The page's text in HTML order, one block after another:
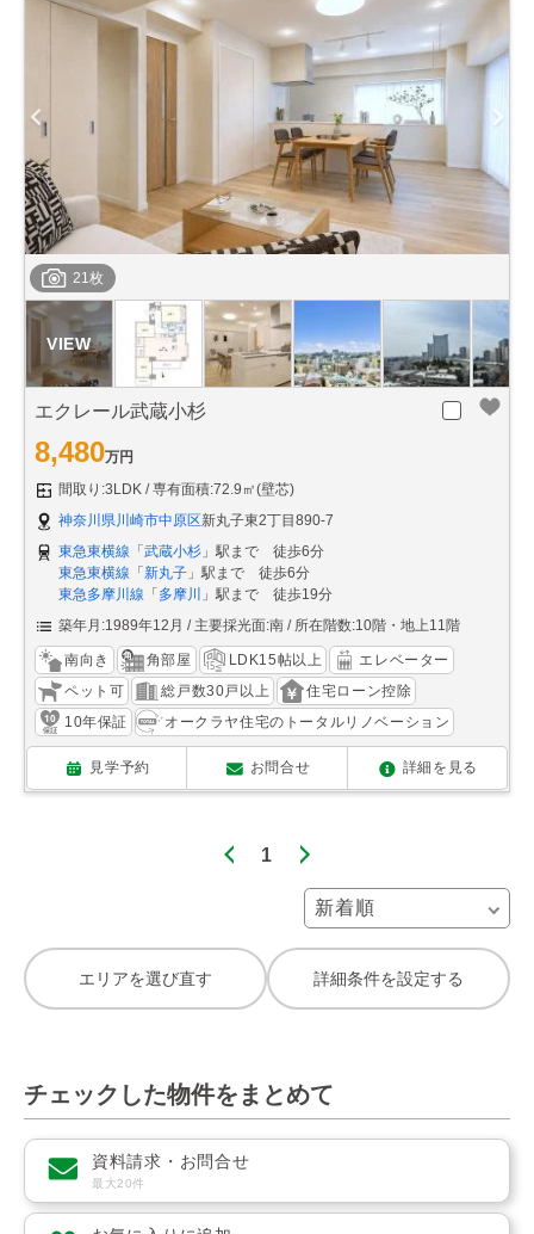
21枚
エクレール武蔵小杉
8,480万円
間取り:3LDK
専有面積:72.9㎡(壁芯)
神奈川県川崎市中原区新丸子東2丁目890-7
東急東横線 「 武蔵小杉 」駅まで 徒歩6分
東急東横線 「 新丸子 」駅まで 徒歩6分
東急多摩川線 「 多摩川
」駅まで 徒歩19分
築年月:1989年12月
主要採光面:南 所在階数:10階・地上11階
南向き 角部屋 LDK15帖以上
エレベーター
ペット可
総戸数30戸以上
住宅ローン控除
10年保証
オークラヤ住宅のトータルリノベーション
見学予約 お問合せ 詳細を見る
1
エリアを選び直す 詳細条件を設定する
チェックした物件をまとめて
資料請求・お問合せ
最大20件